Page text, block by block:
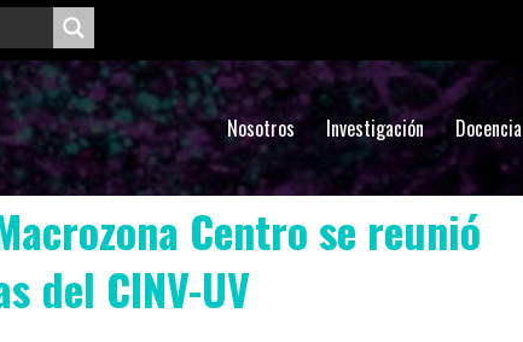
Nosotros Investigación Docencia
Centro se reunió
del CINV-UV